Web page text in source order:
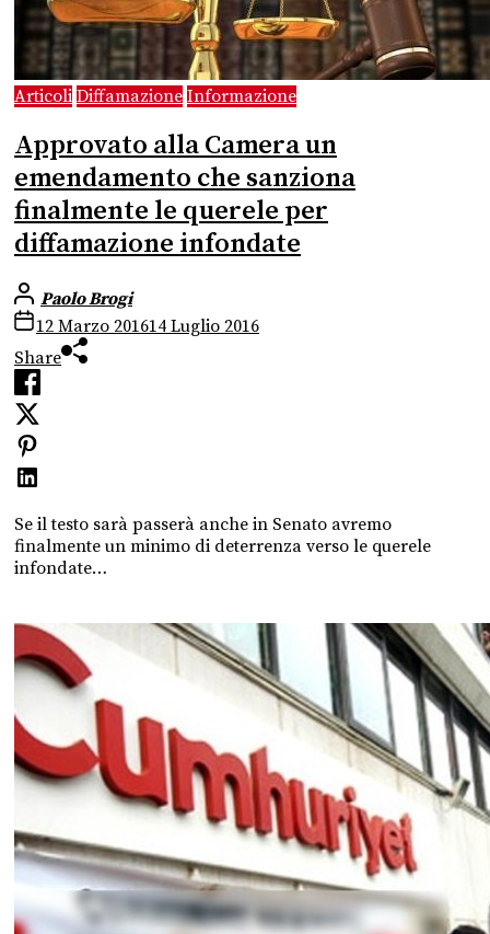
Articoli Diffamazione Informazione
Approvato alla Camera un
emendamento che sanziona
finalmente le querele per
diffamazione infondate
Paolo Brogi
12 Marzo 201614 Luglio 2016
Share
Se il testo sarà passerà anche in Senato avremo
finalmente un minimo di deterrenza verso le querele
infondate…